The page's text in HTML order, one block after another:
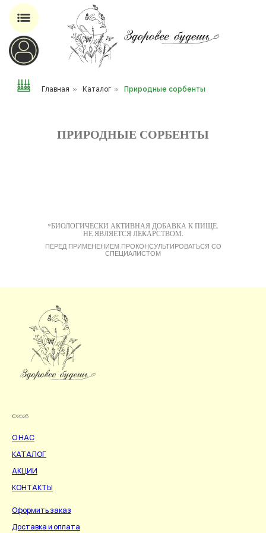
Главная » Каталог » Природные сорбенты
ПРИРОДНЫЕ СОРБЕНТЫ
*БИОЛОГИЧЕСКИ АКТИВНАЯ ДОБАВКА К ПИЩЕ.
НЕ ЯВЛЯЕТСЯ ЛЕКАРСТВОМ.
ПЕРЕД ПРИМЕНЕНИЕМ ПРОКОНСУЛЬТИРОВАТЬСЯ СО
СПЕЦИАЛИСТОМ
©2026
О НАС
КАТАЛОГ
АКЦИИ
КОНТАКТЫ
Оформить заказ
Доставка и оплата